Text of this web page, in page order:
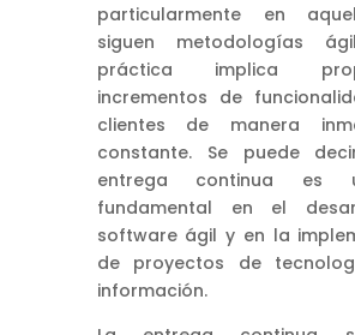
particularmente en
siguen metodologías
práctica implica
incrementos de
clientes de manera
constante. Se puede
entrega continua es
fundamental en el
software ágil y en la
de proyectos de
información.